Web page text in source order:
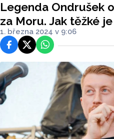
Legenda Ondrušek
za Moru. Jak těžké
1. března 2024 v 9:06
FacebookPlatforma X
WhatsApp